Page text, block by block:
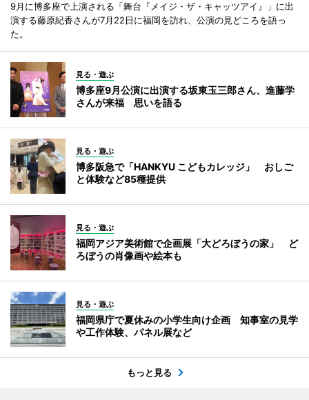
9月に博多座で上演される「舞台『メイジ・ザ・キャッツアイ』」に出
演する藤原紀香さんが7月22日に福岡を訪れ、公演の見どころを語っ
た。
見る・遊ぶ
博多座9月公演に出演する坂東玉三郎さん、進藤学
さんが来福 思いを語る
見る・遊ぶ
博多阪急で「HANKYU こどもカレッジ」 おしご
と体験など85種提供
見る・遊ぶ
福岡アジア美術館で企画展「大どろぼうの家」 ど
ろぼうの肖像画や絵本も
見る・遊ぶ
福岡県庁で夏休みの小学生向け企画 知事室の見学
や工作体験、パネル展など
もっと見る